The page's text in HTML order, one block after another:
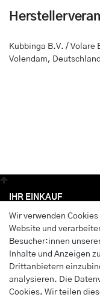
Kubbinga B.V. / Volare
Volendam, Deutschland
Wir verwenden
Website und
Besucher:innen
Inhalte und Anzeigen
Drittanbietern
analysieren. Die
Cookies. Wir teilen
IHR EINKAUF
Anmelden
Wunschliste
Warenkorb
Kasse